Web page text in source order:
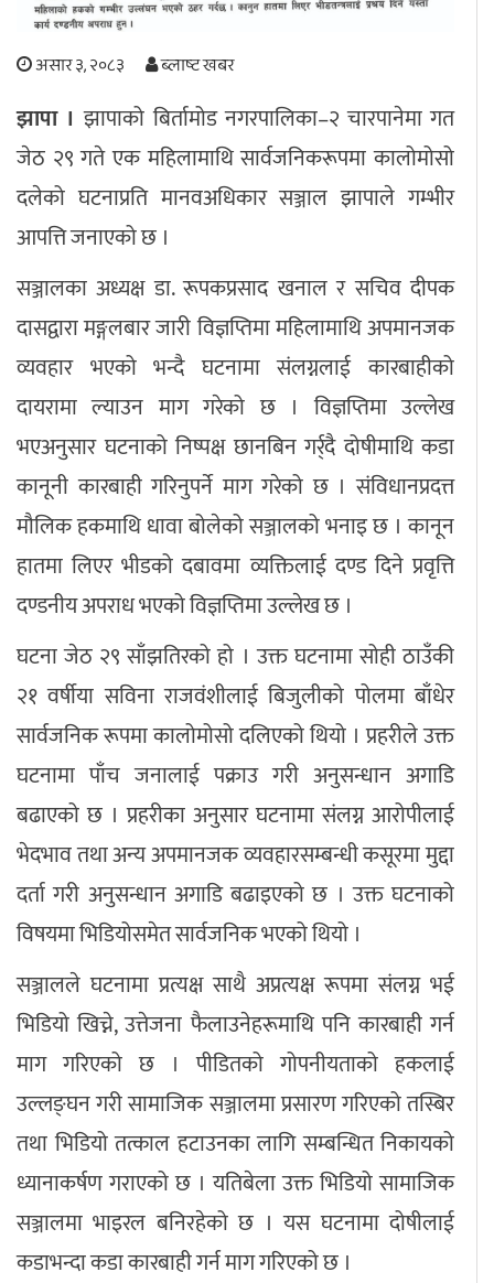
अपराध
थप विभाग
छापा संस्करण अर्थ बिचार सम्पादकीय
विशेष
अन्तर्राष्ट्रिय / प्रवास
अन्तरवार्ता
राशिफल
असार ३, २०८३ ब्लाष्ट खबर
झापा ।झापाको बिर्तामोड नगरपालिका–२ चारपानेमा गत
जेठ २९ गते एक महिलामाथि सार्वजनिकरूपमा कालोमोसो
दलेको घटनाप्रति मानवअधिकार सञ्जाल झापाले गम्भीर
आपत्ति जनाएको छ ।
सञ्जालका अध्यक्ष डा. रूपकप्रसाद खनाल र सचिव दीपक
दासद्वारा मङ्गलबार जारी विज्ञप्तिमा महिलामाथि अपमानजक
व्यवहार भएको भन्दै घटनामा संलग्नलाई कारबाहीको
दायरामा ल्याउन माग गरेको छ । विज्ञप्तिमा उल्लेख
भएअनुसार घटनाको निष्पक्ष छानबिन गर्र्दै दोषीमाथि कडा
कानूनी कारबाही गरिनुपर्ने माग गरेको छ । संविधानप्रदत्त
मौलिक हकमाथि धावा बोलेको सञ्जालको भनाइ छ । कानून
हातमा लिएर भीडको दबावमा व्यक्तिलाई दण्ड दिने प्रवृत्ति
दण्डनीय अपराध भएको विज्ञप्तिमा उल्लेख छ ।
घटना जेठ २९ साँझतिरको हो । उक्त घटनामा सोही ठाउँकी
२१ वर्षीया सविना राजवंशीलाई बिजुलीको पोलमा बाँधेर
सार्वजनिक रूपमा कालोमोसो दलिएको थियो । प्रहरीले उक्त
घटनामा पाँच जनालाई पक्राउ गरी अनुसन्धान अगाडि
बढाएको छ । प्रहरीका अनुसार घटनामा संलग्न आरोपीलाई
भेदभाव तथा अन्य अपमानजक व्यवहारसम्बन्धी कसूरमा मुद्दा
दर्ता गरी अनुसन्धान अगाडि बढाइएको छ । उक्त घटनाको
विषयमा भिडियोसमेत सार्वजनिक भएको थियो ।
सञ्जालले घटनामा प्रत्यक्ष साथै अप्रत्यक्ष रूपमा संलग्न भई
भिडियो खिच्ने, उत्तेजना फैलाउनेहरूमाथि पनि कारबाही गर्न
माग गरिएको छ । पीडितको गोपनीयताको हकलाई
उल्लङ्घन गरी सामाजिक सञ्जालमा प्रसारण गरिएको तस्बिर
तथा भिडियो तत्काल हटाउनका लागि सम्बन्धित निकायको
ध्यानाकर्षण गराएको छ । यतिबेला उक्त भिडियो सामाजिक
सञ्जालमा भाइरल बनिरहेको छ । यस घटनामा दोषीलाई
कडाभन्दा कडा कारबाही गर्न माग गरिएको छ ।